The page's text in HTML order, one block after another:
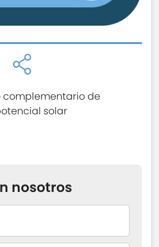
complementario de
solar
nosotros